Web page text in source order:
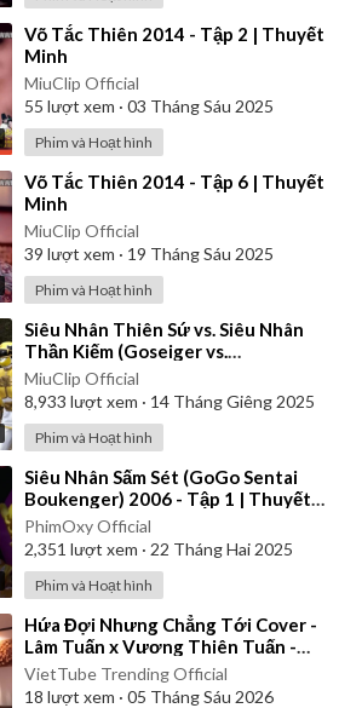
⁣Võ Tắc Thiên 2014 - Tập 2 | Thuyết
Minh
MiuClip Official
55 lượt xem · 03 Tháng Sáu 2025
Phim và Hoạt hình
⁣Võ Tắc Thiên 2014 - Tập 6 | Thuyết
Minh
MiuClip Official
39 lượt xem · 19 Tháng Sáu 2025
Phim và Hoạt hình
⁣Siêu Nhân Thiên Sứ vs. Siêu Nhân
Thần Kiếm (Goseiger vs.
Shinkenger) | Vietsub
MiuClip Official
8,933 lượt xem · 14 Tháng Giêng 2025
Phim và Hoạt hình
⁣Siêu Nhân Sấm Sét (GoGo Sentai
Boukenger) 2006 - Tập 1 | Thuyết
Minh
PhimOxy Official
2,351 lượt xem · 22 Tháng Hai 2025
Phim và Hoạt hình
⁣Hứa Đợi Nhưng Chẳng Tới Cover -
Lâm Tuấn x Vương Thiên Tuấn -
Kiều Chi
VietTube Trending Official
18 lượt xem · 05 Tháng Sáu 2026